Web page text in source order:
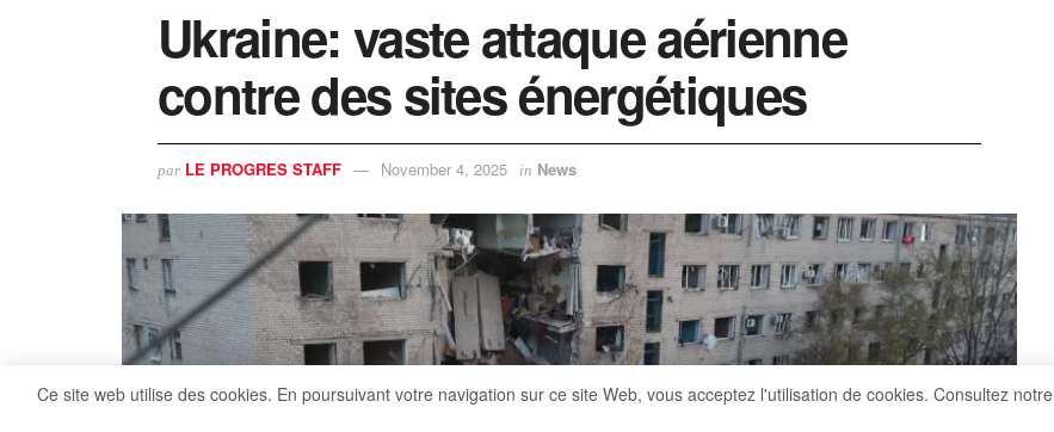
Ukraine: vaste attaque aérienne
contre des sites énergétiques
par LE PROGRES STAFF November 4, 2025 in News
Ce site web utilise des cookies. En poursuivant votre navigation sur ce site Web, vous acceptez l'utilisation de cookies. Consultez notre